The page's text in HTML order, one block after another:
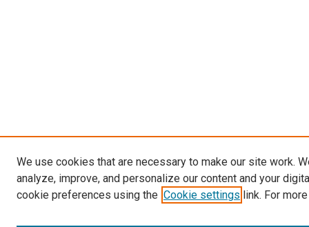
We use cookies that are necessary to make our site work.
analyze, improve, and personalize our content and your
cookie preferences using the Cookie settings link. For